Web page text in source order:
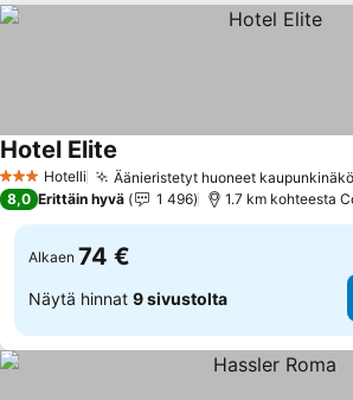
3 Tähtiluokitus
Hotelli Äänieristetyt huoneet
Hotel Elite
8,0 Erittäin hyvä 1 496 1.7 km kohteesta
Alkaen 74 €
Näytä hinnat 9 sivustolta